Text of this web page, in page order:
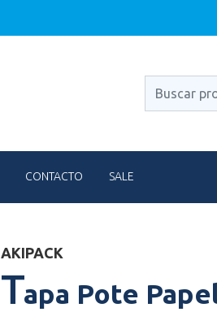
CONTACTO SALE
AKIPACK
Tapa Pote